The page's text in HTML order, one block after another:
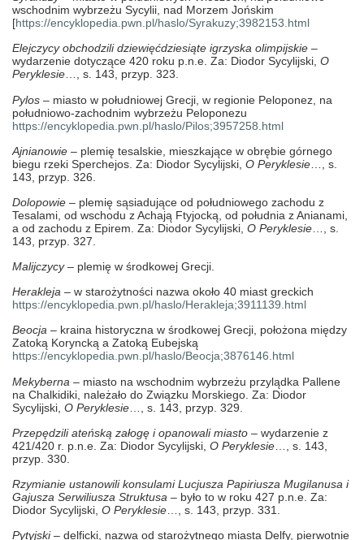
wschodnim wybrzeżu Sycylii, nad Morzem Jońskim
[https://encyklopedia.pwn.pl/haslo/Syrakuzy;3982153.html
Elejczycy obchodzili dziewięćdziesiąte igrzyska olimpijskie –
wydarzenie dotyczące 420 roku p.n.e. Za: Diodor Sycylijski, O
Peryklesie…, s. 143, przyp. 323.
Pylos – miasto w południowej Grecji, w regionie Peloponez, na
południowo-zachodnim wybrzeżu Peloponezu
https://encyklopedia.pwn.pl/haslo/Pilos;3957258.html
Ajnianowie – plemię tesalskie, mieszkające w obrębie górnego
biegu rzeki Sperchejos. Za: Diodor Sycylijski, O Peryklesie …, s.
143, przyp. 326.
Dolopowie – plemię sąsiadujące od południowego zachodu z
Tesalami, od wschodu z Achają Ftyjocką, od południa z Anianami,
a od zachodu z Epirem. Za: Diodor Sycylijski, O Peryklesie …, s.
143, przyp. 327.
Malijczycy– plemię w środkowej Grecji.
Herakleja – w starożytności nazwa około 40 miast greckich
https://encyklopedia.pwn.pl/haslo/Herakleja;3911139.html
Beocja – kraina historyczna w środkowej Grecji, położona między
Zatoką Koryncką a Zatoką Eubejską
https://encyklopedia.pwn.pl/haslo/Beocja;3876146.html
Mekyberna – miasto na wschodnim wybrzeżu przylądka Pallene
na Chalkidiki, należało do Związku Morskiego. Za: Diodor
Sycylijski, O Peryklesie …, s. 143, przyp. 329.
Przepędzili ateńską załogę i opanowali miasto – wydarzenie z
421/420 r. p.n.e. Za: Diodor Sycylijski, O Peryklesie …, s. 143,
przyp. 330.
Rzymianie ustanowili konsulami Lucjusza Papiriusza Mugilanusa i
Gajusza Serwiliusza Struktusa – było to w roku 427 p.n.e. Za:
Diodor Sycylijski, O Peryklesie …, s. 143, przyp. 331.
Pytyjski– delficki, nazwa od starożytnego miasta Delfy, pierwotnie